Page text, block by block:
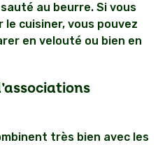
au beurre. Si vous
le cuisiner, vous pouvez
en velouté ou bien en
très bien avec les